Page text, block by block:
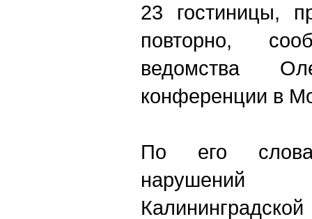
23 гостиницы,
повторно,
ведомства
конференции в
По его